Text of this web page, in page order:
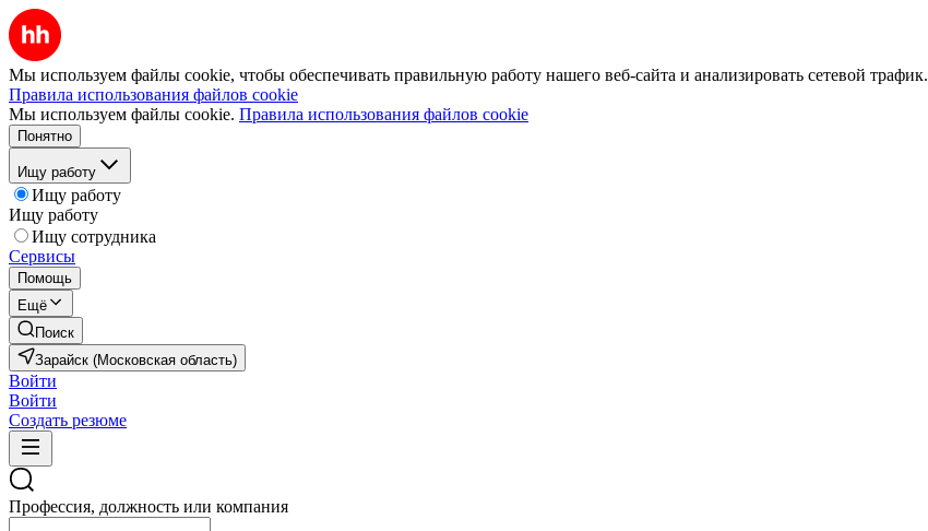
Мы используем файлы cookie, чтобы обеспечивать правильную работу нашего веб-сайта и анализировать сетевой трафик.
Правила использования файлов cookie
Мы используем файлы cookie. Правила использования файлов cookie
Понятно
Ищу работу
Ищу работу
Ищу работу
Ищу сотрудника
Сервисы
Помощь
Ещё
Поиск
Зарайск (Московская область)
Войти
Войти
Создать резюме
Профессия, должность или компания